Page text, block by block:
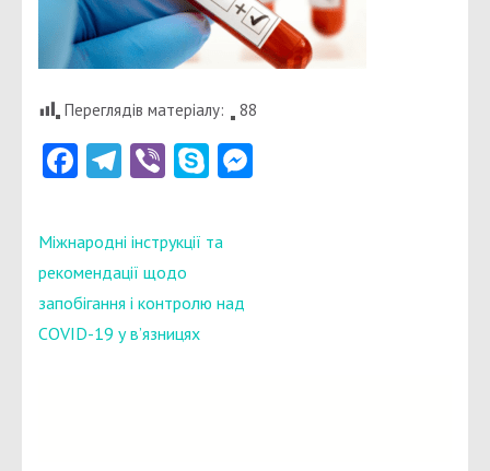
Переглядів матеріалу: 88
Facebook
Telegram
ViberSkype
Навігація
записів
Міжнародні інструкції та
рекомендації щодо
запобігання і контролю над
COVID-19 у в’язницях